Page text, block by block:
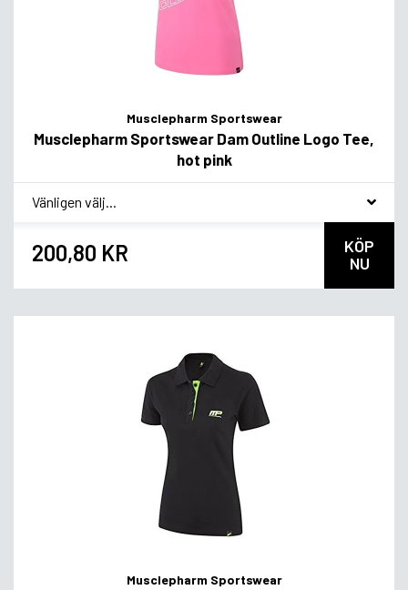
Musclepharm Sportswear
Musclepharm Sportswear Dam Outline Logo Tee,
hot pink
* Smakvariant
200,80 KR
KÖP
NU
Musclepharm Sportswear